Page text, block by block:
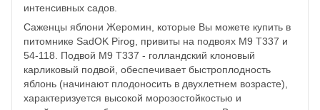
интенсивных садов.
Саженцы яблони Жеромин, которые Вы можете купить в
питомнике SadOK Pirog, привиты на подвоях М9 Т337 и
54-118. Подвой M9 T337 - голландский клоновый
карликовый подвой, обеспечивает быстроплодность
яблонь (начинают плодоносить в двухлетнем возрасте),
характеризуется высокой морозостойкостью и